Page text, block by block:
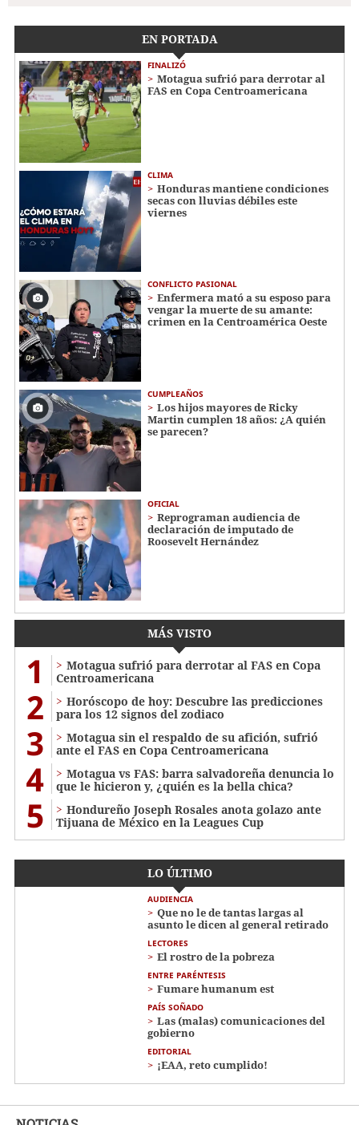
EN PORTADA
FINALIZÓ
Motagua sufrió para derrotar al
FAS en Copa Centroamericana
CLIMA
Honduras mantiene condiciones
secas con lluvias débiles este
viernes
CONFLICTO PASIONAL
Enfermera mató a su esposo para
vengar la muerte de su amante:
crimen en la Centroamérica Oeste
CUMPLEAÑOS
Los hijos mayores de Ricky
Martin cumplen 18 años: ¿A quién
se parecen?
OFICIAL
Reprograman audiencia de
declaración de imputado de
Roosevelt Hernández
MÁS VISTO
1
Motagua sufrió para derrotar al FAS en Copa
Centroamericana
2
Horóscopo de hoy: Descubre las predicciones
para los 12 signos del zodiaco
3
Motagua sin el respaldo de su afición, sufrió
ante el FAS en Copa Centroamericana
4
Motagua vs FAS: barra salvadoreña denuncia lo
que le hicieron y, ¿quién es la bella chica?
5
Hondureño Joseph Rosales anota golazo ante
Tijuana de México en la Leagues Cup
LO ÚLTIMO
AUDIENCIA
Que no le de tantas largas al
asunto le dicen al general retirado
LECTORES
El rostro de la pobreza
ENTRE PARÉNTESIS
Fumare humanum est
PAÍS SOÑADO
Las (malas) comunicaciones del
gobierno
EDITORIAL
¡EAA, reto cumplido!